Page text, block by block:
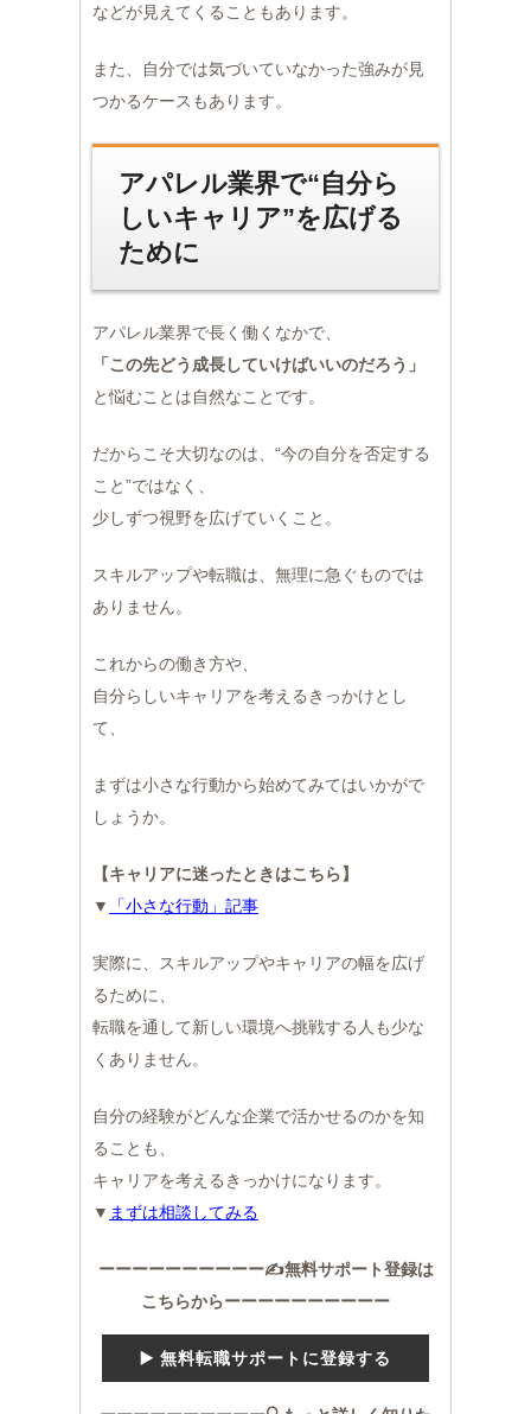
などが見えてくることもあります。
また、自分では気づいていなかった強みが見
つかるケースもあります。
アパレル業界で“自分ら
しいキャリア”を広げる
ために
アパレル業界で長く働くなかで、
「この先どう成長していけばいいのだろう」
と悩むことは自然なことです。
だからこそ大切なのは、“今の自分を否定する
こと”ではなく、
少しずつ視野を広げていくこと。
スキルアップや転職は、無理に急ぐものでは
ありません。
これからの働き方や、
自分らしいキャリアを考えるきっかけとし
て、
まずは小さな行動から始めてみてはいかがで
しょうか。
【キャリアに迷ったときはこちら】
▼
「小さな行動」記事
実際に、スキルアップやキャリアの幅を広げ
るために、
転職を通して新しい環境へ挑戦する人も少な
くありません。
自分の経験がどんな企業で活かせるのかを知
ることも、
キャリアを考えるきっかけになります。
▼ まずは相談してみる
ーーーーーーーーーー✍️無料サポート登録は
こちらからーーーーーーーーーー
▶️ 無料転職サポートに登録する